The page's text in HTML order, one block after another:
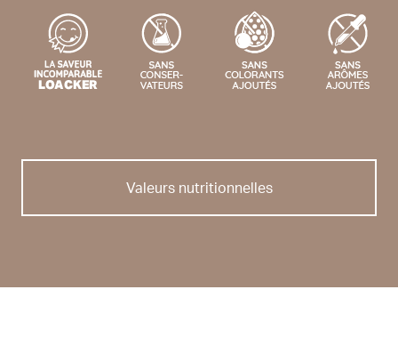
Valeurs nutritionnelles